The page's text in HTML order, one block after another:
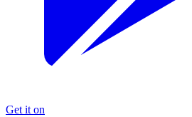
Get it on